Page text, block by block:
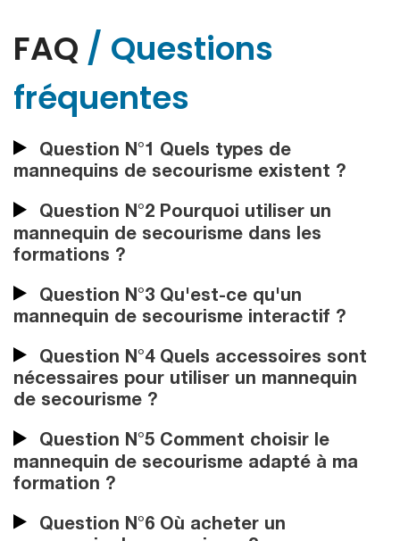
FAQ / Questions
fréquentes
Question N°1 Quels types de
mannequins de secourisme existent ?
Question N°2 Pourquoi utiliser un
mannequin de secourisme dans les
formations ?
Question N°3 Qu'est-ce qu'un
mannequin de secourisme interactif ?
Question N°4 Quels accessoires sont
nécessaires pour utiliser un mannequin
de secourisme ?
Question N°5 Comment choisir le
mannequin de secourisme adapté à ma
formation ?
Question N°6 Où acheter un